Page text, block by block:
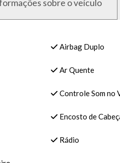
sobre o veículo
Airbag Duplo
Ar Quente
Controle Som no
Encosto de
Rádio